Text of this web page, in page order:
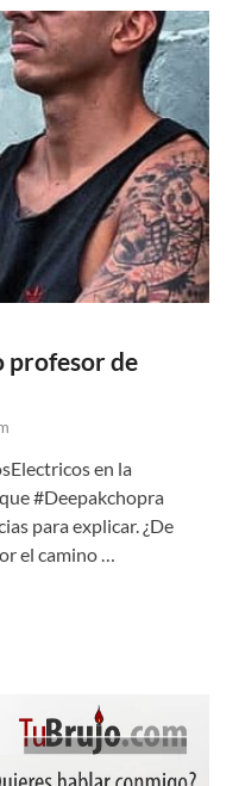
profesor de
en la
#Deepakchopra
para explicar. ¿De
el camino …